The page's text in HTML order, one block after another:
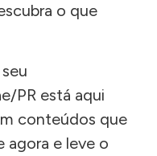
o que
PR está aqui
conteúdos que
agora e leve o